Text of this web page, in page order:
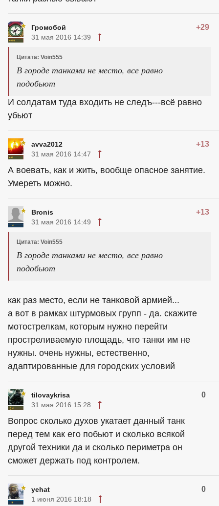
Громобой +29
31 мая 2016 14:39
Цитата: Voin555
В городе танками не место, все равно
подобьют
И солдатам туда входить не следъ---всё равно
убьют
avva2012 +13
31 мая 2016 14:47
А воевать, как и жить, вообще опасное занятие.
Умереть можно.
Bronis +13
31 мая 2016 14:49
Цитата: Voin555
В городе танками не место, все равно
подобьют
как раз место, если не танковой армией...
а вот в рамках штурмовых групп - да. скажите
мотострелкам, которым нужно перейти
простреливаемую площадь, что танки им не
нужны. очень нужны, естественно,
адаптированные для городских условий
tilovaykrisa 0
31 мая 2016 15:28
Вопрос сколько духов укатает данный танк
перед тем как его побьют и сколько всякой
другой техники да и сколько периметра он
сможет держать под контролем.
yehat 0
1 июня 2016 18:18